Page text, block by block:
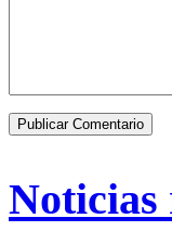
Noticias